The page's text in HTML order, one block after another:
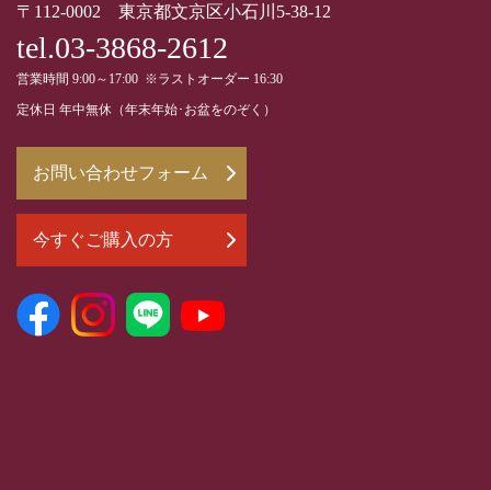
〒112-0002 東京都文京区小石川5-38-12
tel.03-3868-2612
営業時間 9:00～17:00 ※ラストオーダー 16:30
定休日 年中無休（年末年始･お盆をのぞく）
お問い合わせフォーム
今すぐご購入の方